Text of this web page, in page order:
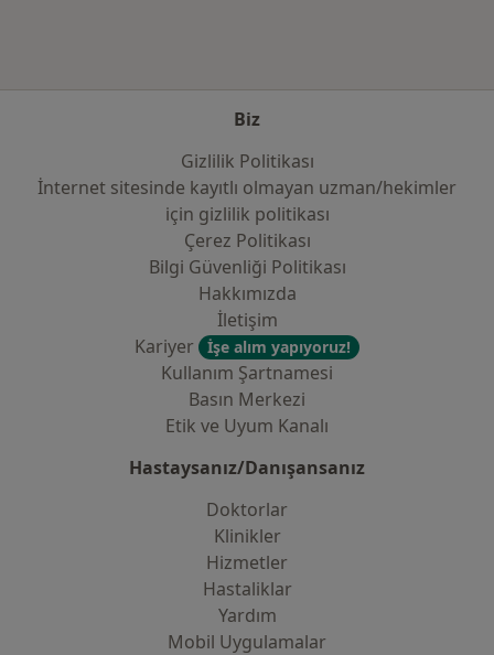
Biz
Gizlilik Politikası
İnternet sitesinde kayıtlı olmayan uzman/hekimler
i̇çin gizlilik politikası
Çerez Politikası
Bilgi Güvenliği Politikası
Hakkımızda
İletişim
Kariyer
İşe alım yapıyoruz!
Kullanım Şartnamesi
Basın Merkezi
Etik ve Uyum Kanalı
Hastaysanız/Danışansanız
Doktorlar
Klinikler
Hizmetler
Hastaliklar
Yardım
Mobil Uygulamalar